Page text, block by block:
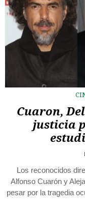
Cuaron,
justicia
Los reconocidos
Alfonso Cuarón y
pesar por la tragedia